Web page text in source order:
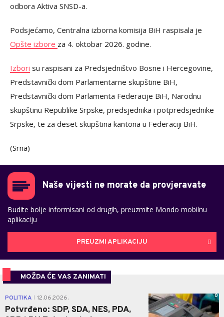
odbora Aktiva SNSD-a.
Podsjećamo, Centralna izborna komisija BiH raspisala je
Opšte izbore za 4. oktobar 2026. godine.
Izbori su raspisani za Predsjedništvo Bosne i Hercegovine,
Predstavnički dom Parlamentarne skupštine BiH,
Predstavnički dom Parlamenta Federacije BiH, Narodnu
skupštinu Republike Srpske, predsjednika i potpredsjednike
Srpske, te za deset skupština kantona u Federaciji BiH.
(Srna)
Naše vijesti ne morate da provjeravate
Budite bolje informisani od drugih, preuzmite Mondo mobilnu
aplikaciju
PREUZMI APLIKACIJU
MOŽDA ĆE VAS ZANIMATI
POLITIKA 12.06.2026.
Potvrđeno: SDP, SDA, NES, PDA,
0